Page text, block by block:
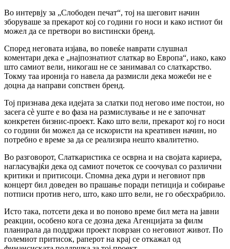
Во интервју за „Слободен печат“, тој на шеговит начин
зборуваше за прекарот кој со години го носи и како истиот би
можел да се претвори во вистински бренд.
Според неговата изјава, во повеќе наврати слушнал
коментари дека е „најпознатиот слаткар во Европа“, иако, како
што самиот вели, никогаш не се занимавал со слаткарство.
Токму таа иронија го навела да размисли дека можеби не е
доцна да направи сопствен бренд.
Тој признава дека идејата за слатки под негово име постои, но
засега сè уште е во фаза на размислување и не е започнат
конкретен бизнис-проект. Како што вели, прекарот кој го носи
со години би можел да се искористи на креативен начин, но
потребно е време за да се реализира нешто квалитетно.
Во разговорот, Слаткаристика се осврна и на својата кариера,
нагласувајќи дека од самиот почеток се соочувал со различни
критики и притисоци. Спомна дека дури и неговиот прв
концерт бил доведен во прашање поради петиција и собирање
потписи против него, што, како што вели, не го обесхрабрило.
Исто така, потсети дека и во поново време бил мета на јавни
реакции, особено кога се дозна дека Агенцијата за филм
планирала да поддржи проект поврзан со неговиот живот. По
големиот притисок, раперот на крај се откажал од